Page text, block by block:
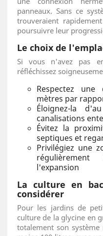
panneaux. Sans ce
trouveraient
poursuivre leur
Le choix de
Si vous n'avez pas
réfléchissez
Respectez
mètres par
Éloignez-la
canalisations
Évitez la
septiques et
Privilégiez une
l'expansion
La culture en
considérer
Pour les jardins de
culture de la glycine en
totalement son